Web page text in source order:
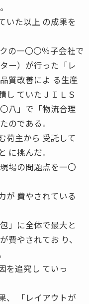
いた以上 の成果を
の一〇〇％子会社で
ー）が行った「レ
質改善によ る生産
し ていたＪＩＬＳ
八」で「物流合理
のである。
荷主から 受託して
に挑んだ。
場の問題点を一〇
が 費やされている
」に全体で最大と
費やされてお り、
を追究し ていっ
、 「レイアウトが